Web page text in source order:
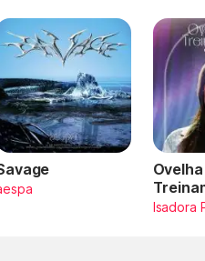
Ovelha
Isadora